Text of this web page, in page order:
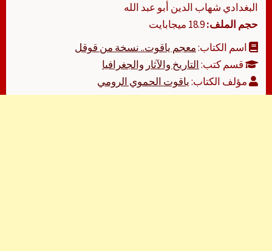
البغدادي شهاب الدين أبو عبد الله
حجم الملف:18.9 ميجابايت
اسم الكتاب:معجم ياقوت.. نسخة من قوقل
قسم كتب:التاريخ والآثار والجغرافيا
مؤلف الكتاب:ياقوت الحموي الرومي